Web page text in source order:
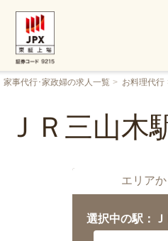
家事代行･家政婦の求人一覧 お料理代行
ＪＲ三山木
エリア
選択中の駅：